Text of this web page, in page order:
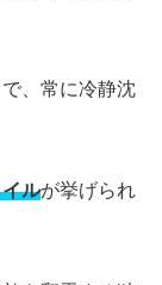
、常に冷静沈
ルが挙げられ